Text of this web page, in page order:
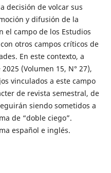
decisión de volcar sus
y difusión de la
el campo de los Estudios
otros campos críticos de
En este contexto, a
(Volumen 15, N° 27),
vinculados a este campo
de revista semestral, de
siendo sometidos a
de “doble ciego”.
español e inglés.